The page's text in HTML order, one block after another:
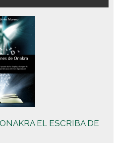
EL ESCRIBA DE